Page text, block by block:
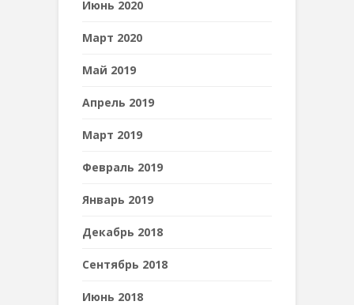
Июнь 2020
Март 2020
Май 2019
Апрель 2019
Март 2019
Февраль 2019
Январь 2019
Декабрь 2018
Сентябрь 2018
Июнь 2018